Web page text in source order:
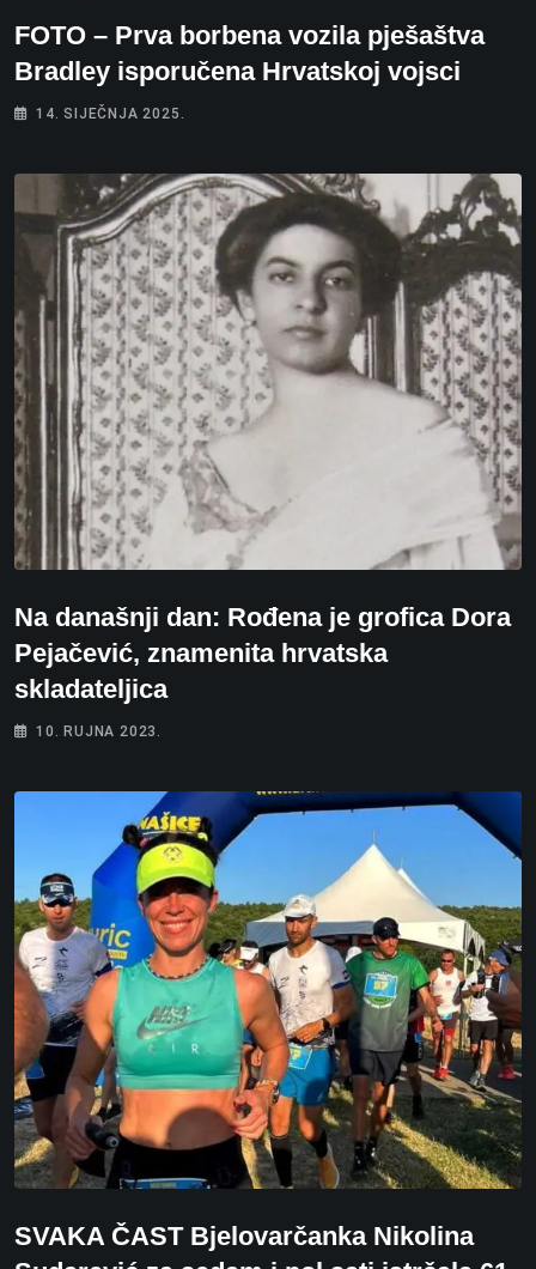
FOTO – Prva borbena vozila pješaštva
Bradley isporučena Hrvatskoj vojsci
14. SIJEČNJA 2025.
Na današnji dan: Rođena je grofica Dora
Pejačević, znamenita hrvatska
skladateljica
10. RUJNA 2023.
SVAKA ČAST Bjelovarčanka Nikolina